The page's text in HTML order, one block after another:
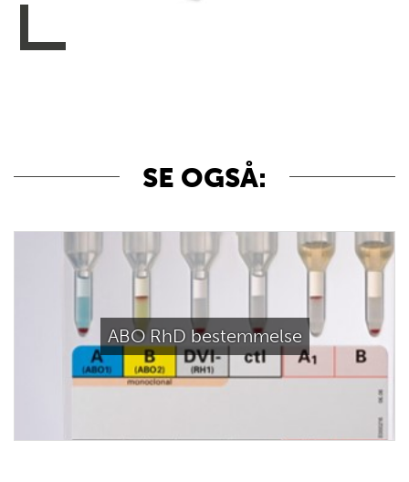
SE OGSÅ:
ABO RhD bestemmelse